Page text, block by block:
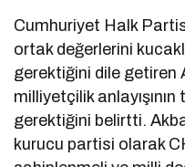
Cumhuriyet Halk
ortak değerlerini
gerektiğini dile getiren
milliyetçilik
gerektiğini belirtti.
kurucu partisi olarak